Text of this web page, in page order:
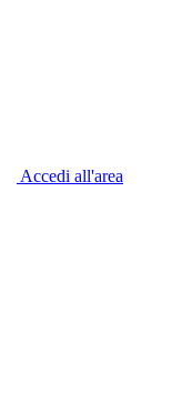
Accedi all'area